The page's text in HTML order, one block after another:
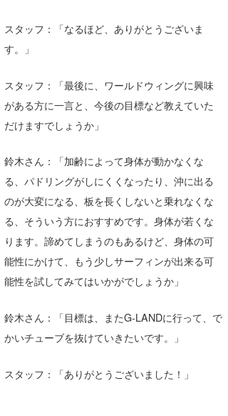
スタッフ：「なるほど、ありがとうございま
す。」
スタッフ：「最後に、ワールドウィングに興味
がある方に一言と、今後の目標など教えていた
だけますでしょうか」
鈴木さん：「加齢によって身体が動かなくな
る、パドリングがしにくくなったり、沖に出る
のが大変になる、板を長くしないと乗れなくな
る、そういう方におすすめです。身体が若くな
ります。諦めてしまうのもあるけど、身体の可
能性にかけて、もう少しサーフィンが出来る可
能性を試してみてはいかがでしょうか」
鈴木さん：「目標は、またG-LANDに行って、で
かいチューブを抜けていきたいです。」
スタッフ：「ありがとうございました！」